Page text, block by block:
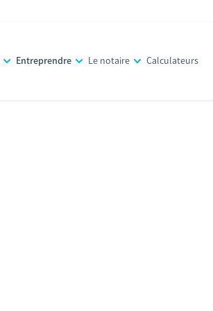
Entreprendre Le notaire Calculateurs